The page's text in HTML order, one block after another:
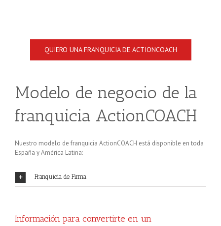
QUIERO UNA FRANQUICIA DE ACTIONCOACH
Modelo de negocio de la
franquicia ActionCOACH
Nuestro modelo de franquicia ActionCOACH está disponible en toda
España y América Latina:
Franquicia de Firma
Información para convertirte en un